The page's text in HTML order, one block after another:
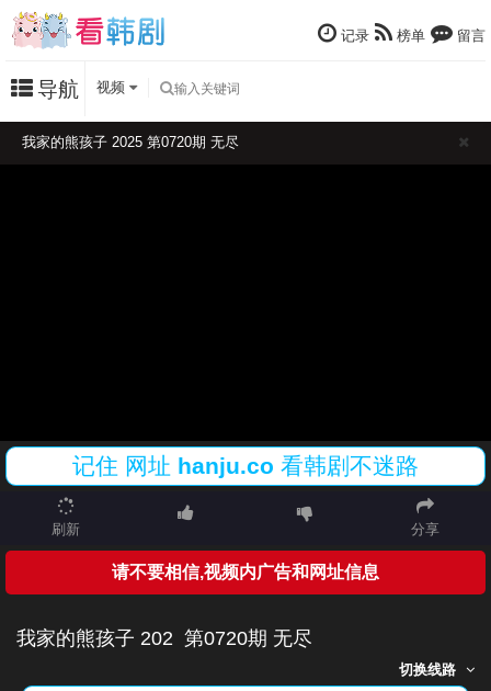
记录 榜单 留言
导航 视频
我家的熊孩子 2025 第0720期 无尽
记住 网址 hanju.co 看韩剧不迷路
刷新 分享
请不要相信,视频内广告和网址信息
我家的熊孩子 202 第0720期 无尽
切换线路